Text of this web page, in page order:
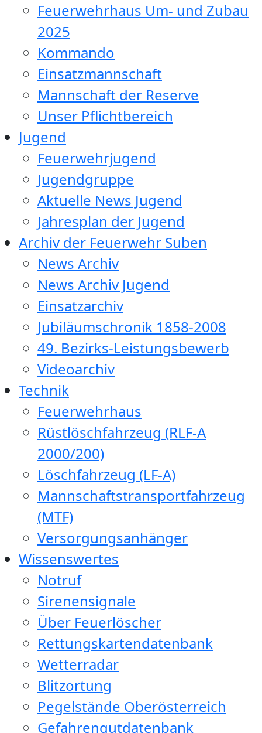
Feuerwehrhaus Um- und Zubau
2025
Kommando
Einsatzmannschaft
Mannschaft der Reserve
Unser Pflichtbereich
Jugend
Feuerwehrjugend
Jugendgruppe
Aktuelle News Jugend
Jahresplan der Jugend
Archiv der Feuerwehr Suben
News Archiv
News Archiv Jugend
Einsatzarchiv
Jubiläumschronik 1858-2008
49. Bezirks-Leistungsbewerb
Videoarchiv
Technik
Feuerwehrhaus
Rüstlöschfahrzeug (RLF-A
2000/200)
Löschfahrzeug (LF-A)
Mannschaftstransportfahrzeug
(MTF)
Versorgungsanhänger
Wissenswertes
Notruf
Sirenensignale
Über Feuerlöscher
Rettungskartendatenbank
Wetterradar
Blitzortung
Pegelstände Oberösterreich
Gefahrengutdatenbank